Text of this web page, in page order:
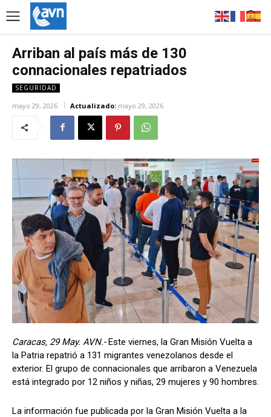
Arriban al país más de 130
connacionales repatriados
SEGURIDAD
mayo 29, 2026 Actualizado: mayo 29, 2026
Caracas, 29 May. AVN.-Este viernes, la Gran Misión Vuelta a
la Patria repatrió a 131 migrantes venezolanos desde el
exterior. El grupo de connacionales que arribaron a Venezuela
está integrado por 12 niños y niñas, 29 mujeres y 90 hombres.
La información fue publicada por la Gran Misión Vuelta a la